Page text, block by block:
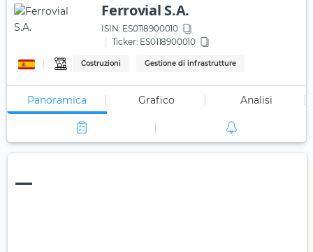
Ferrovial S.A.
ISIN: ES0118900010
Ticker: ES0118900010
Costruzioni Gestione di infrastrutture
Panoramica Grafico Analisi
—